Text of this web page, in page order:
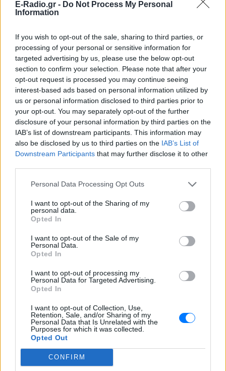
E-Radio.gr - Do Not Process My Personal
Information
If you wish to opt-out of the sale, sharing to third parties, or
processing of your personal or sensitive information for
targeted advertising by us, please use the below opt-out
section to confirm your selection. Please note that after your
opt-out request is processed you may continue seeing
interest-based ads based on personal information utilized by
us or personal information disclosed to third parties prior to
your opt-out. You may separately opt-out of the further
disclosure of your personal information by third parties on the
IAB’s list of downstream participants. This information may
also be disclosed by us to third parties on the IAB’s List of
Downstream Participants that may further disclose it to other
Personal Data Processing Opt Outs
I want to opt-out of the Sharing of my
personal data.
Opted In
I want to opt-out of the Sale of my
Personal Data.
Opted In
I want to opt-out of processing my
Personal Data for Targeted Advertising.
Opted In
I want to opt-out of Collection, Use,
Retention, Sale, and/or Sharing of my
Personal Data that Is Unrelated with the
Purposes for which it was collected.
Opted Out
CONFIRM
και μάθετε πρώτοι
Για ακόμη περισσότερανέα, μπείτε στηνροή
ειδήσεων του E-Daily.gr
Ακολουθήστε το E-Radio.gr και στο Instagram
ΔΙΑΦΗΜΙΣΗ
ΔΕΙΤΕ ΕΠΙΣΗΣ
ΣΤΗΝ ΙΔΙΑ ΚΑΤΗΓΟΡΙΑ